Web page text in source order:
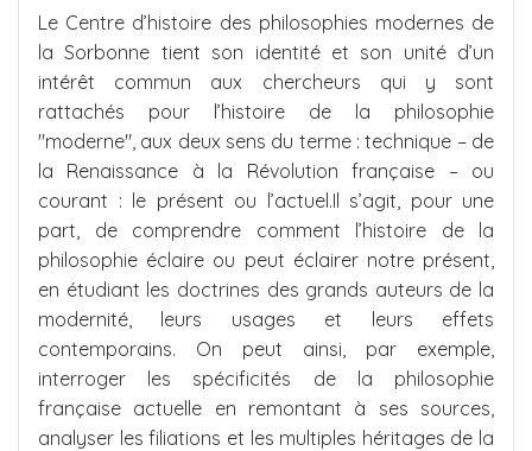
Le Centre d’histoire des philosophies modernes de
la Sorbonne tient son identité et son unité d’un
intérêt commun aux chercheurs qui y sont
rattachés pour l’histoire de la philosophie
"moderne", aux deux sens du terme : technique – de
la Renaissance à la Révolution française – ou
courant : le présent ou l’actuel.Il s’agit, pour une
part, de comprendre comment l’histoire de la
philosophie éclaire ou peut éclairer notre présent,
en étudiant les doctrines des grands auteurs de la
modernité, leurs usages et leurs effets
contemporains. On peut ainsi, par exemple,
interroger les spécificités de la philosophie
française actuelle en remontant à ses sources,
analyser les filiations et les multiples héritages de la